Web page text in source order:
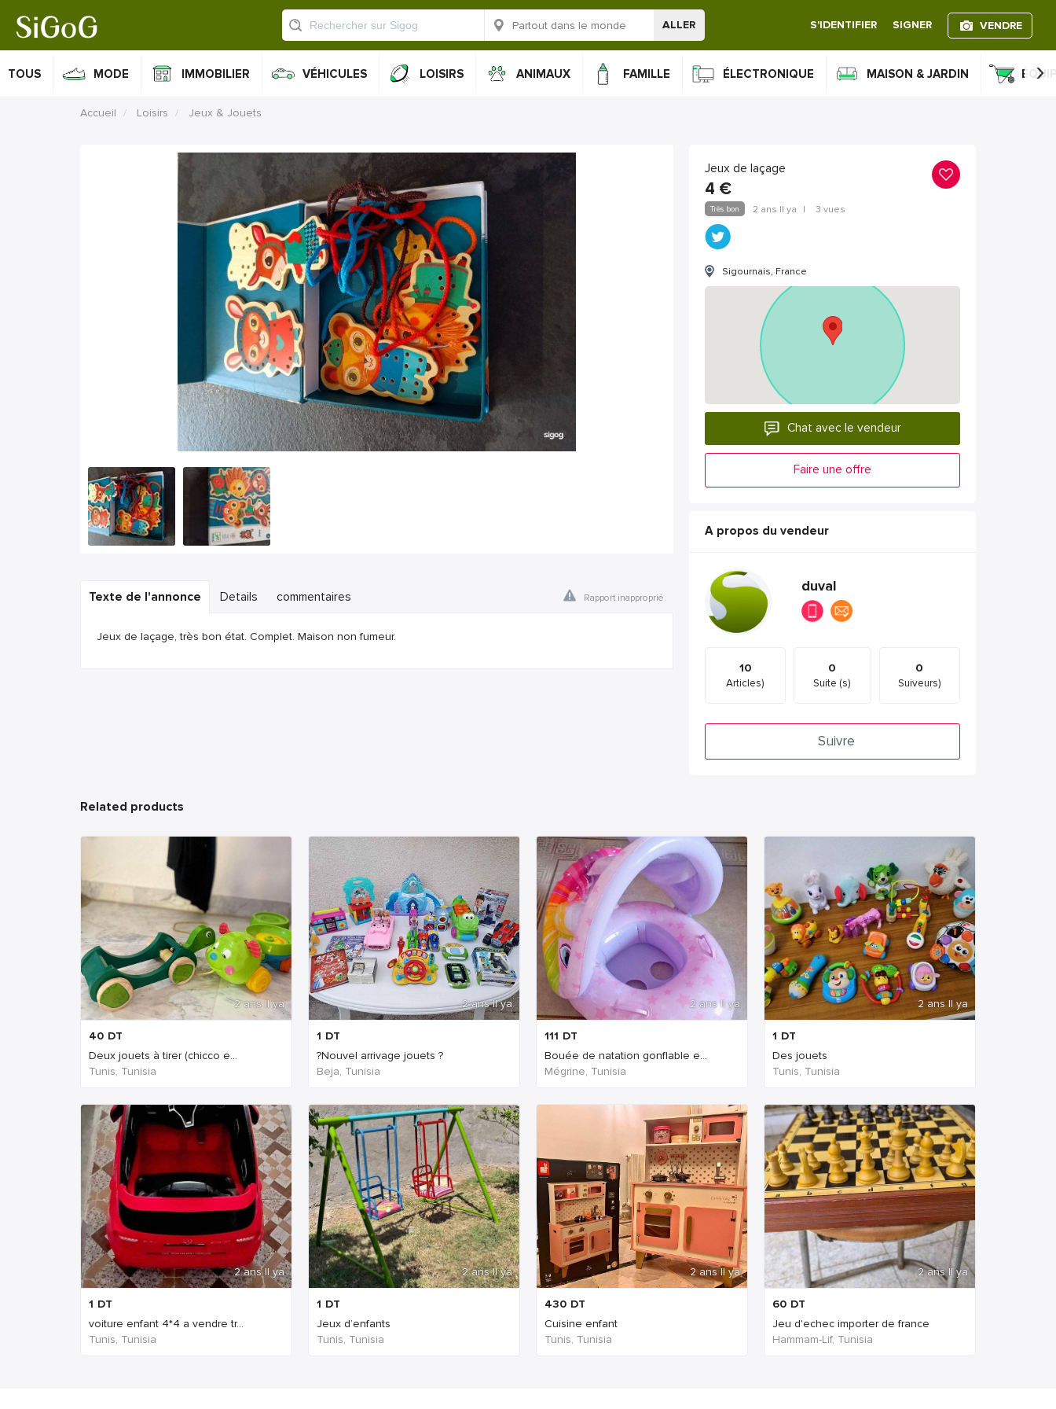
ALLER S'IDENTIFIER SIGNER VENDRE
TOUS MODE IMMOBILIER VÉHICULES LOISIRS ANIMAUX FAMILLE ÉLECTRONIQUE MAISON & JARDIN ›
Accueil Loisirs Jeux & Jouets
Texte de l'annonce Details commentaires Rapport inapproprié
Jeux de laçage, très bon état. Complet. Maison non fumeur.
Jeux de laçage
4 €
Très bon 2 ans Il ya | 3 vues
Sigournais, France
Chat avec le vendeur
Faire une offre
A propos du vendeur
duval
10
Articles)
0
Suite (s)
0
Suiveurs)
Suivre
Related products
2 ans Il ya
40 DT
Deux jouets à tirer (chicco e...
Tunis, Tunisia
2 ans Il ya
1 DT
?Nouvel arrivage jouets ?
Beja, Tunisia
2 ans Il ya
111 DT
Bouée de natation gonflable e...
Mégrine, Tunisia
2 ans Il ya
1 DT
Des jouets
Tunis, Tunisia
2 ans Il ya
1 DT
voiture enfant 4*4 a vendre tr...
Tunis, Tunisia
2 ans Il ya
1 DT
Jeux d’enfants
Tunis, Tunisia
2 ans Il ya
430 DT
Cuisine enfant
Tunis, Tunisia
2 ans Il ya
60 DT
Jeu d'echec importer de france
Hammam-Lif, Tunisia